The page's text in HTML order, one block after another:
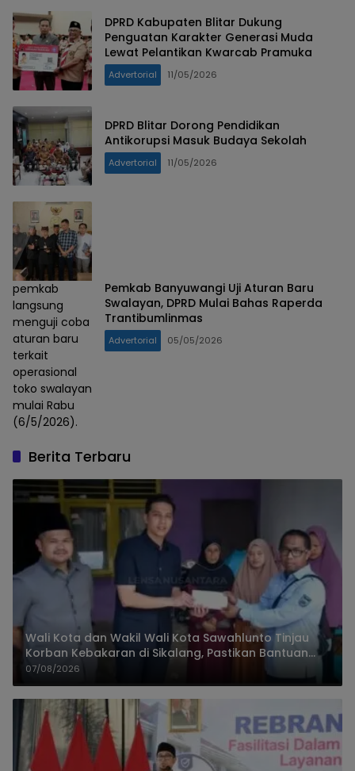
DPRD Kabupaten Blitar Dukung
Penguatan Karakter Generasi Muda
Lewat Pelantikan Kwarcab Pramuka
Advertorial 11/05/2026
DPRD Blitar Dorong Pendidikan
Antikorupsi Masuk Budaya Sekolah
Advertorial 11/05/2026
pemkab
langsung
menguji coba
aturan baru
terkait
operasional
toko swalayan
mulai Rabu
(6/5/2026).
Pemkab Banyuwangi Uji Aturan Baru
Swalayan, DPRD Mulai Bahas Raperda
Trantibumlinmas
Advertorial 05/05/2026
Berita Terbaru
Wali Kota dan Wakil Wali Kota Sawahlunto Tinjau
Korban Kebakaran di Sikalang, Pastikan Bantuan
dan Perkuat Mitigasi Bencana
07/08/2026